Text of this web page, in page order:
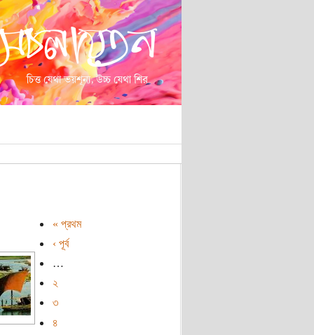
« প্রথম
‹ পূর্ব
…
২
৩
৪